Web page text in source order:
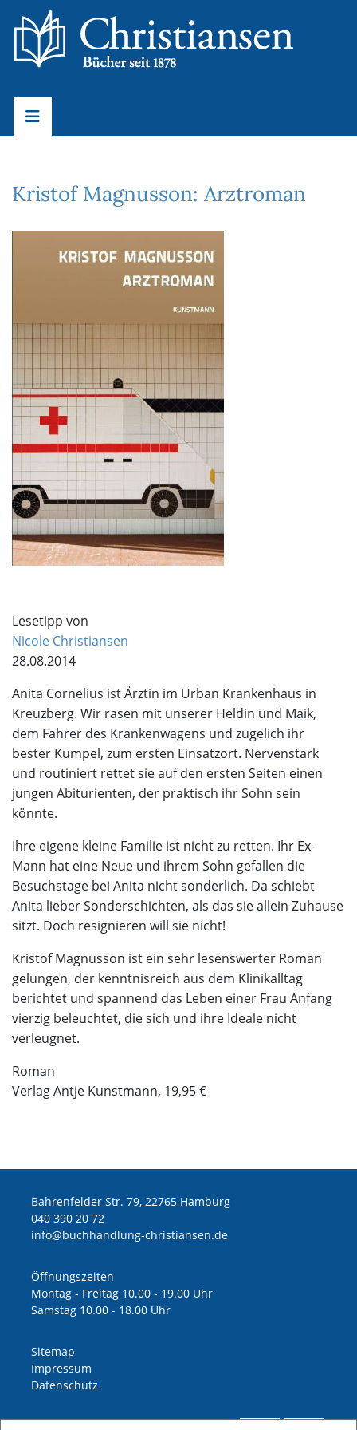
Kristof Magnusson: Arztroman
Lesetipp von
Nicole Christiansen
28.08.2014
Anita Cornelius ist Ärztin im Urban Krankenhaus in
Kreuzberg. Wir rasen mit unserer Heldin und Maik,
dem Fahrer des Krankenwagens und zugelich ihr
bester Kumpel, zum ersten Einsatzort. Nervenstark
und routiniert rettet sie auf den ersten Seiten einen
jungen Abiturienten, der praktisch ihr Sohn sein
könnte.
Ihre eigene kleine Familie ist nicht zu retten. Ihr Ex-
Mann hat eine Neue und ihrem Sohn gefallen die
Besuchstage bei Anita nicht sonderlich. Da schiebt
Anita lieber Sonderschichten, als das sie allein Zuhause
sitzt. Doch resignieren will sie nicht!
Kristof Magnusson ist ein sehr lesenswerter Roman
gelungen, der kenntnisreich aus dem Klinikalltag
berichtet und spannend das Leben einer Frau Anfang
vierzig beleuchtet, die sich und ihre Ideale nicht
verleugnet.
Roman
Verlag Antje Kunstmann, 19,95 €
Bahrenfelder Str. 79, 22765 Hamburg
040 390 20 72
ed.nesnaitsirhc-gnuldnahhcub@ofni
Öffnungszeiten
Montag - Freitag 10.00 - 19.00 Uhr
Samstag 10.00 - 18.00 Uhr
Sitemap
Impressum
Datenschutz